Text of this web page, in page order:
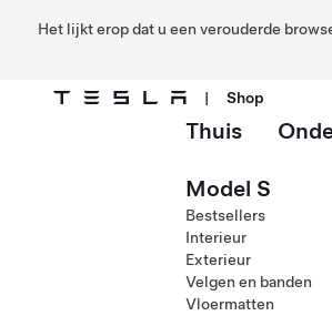
Het lijkt erop dat u een verouderde
| Shop
Thuis
Model S
Bestsellers
Interieur
Exterieur
Velgen en banden
Vloermatten